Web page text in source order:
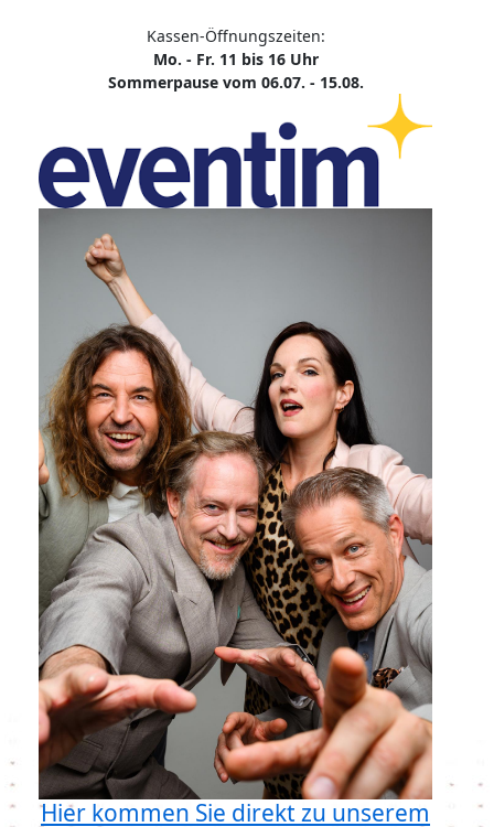
Kassen-Öffnungszeiten:
Mo. - Fr. 11 bis 16 Uhr
Sommerpause vom 06.07. - 15.08.
Hier kommen Sie direkt zu unserem